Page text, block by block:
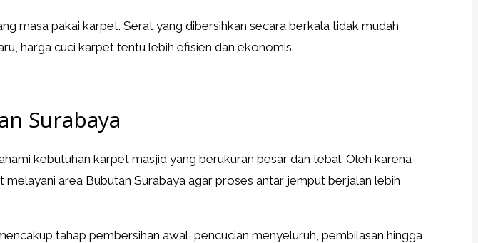
masa pakai karpet. Serat yang dibersihkan secara berkala tidak mudah
harga cuci karpet tentu lebih efisien dan ekonomis.
Surabaya
kebutuhan karpet masjid yang berukuran besar dan tebal. Oleh karena
area Bubutan Surabaya agar proses antar jemput berjalan lebih
tahap pembersihan awal, pencucian menyeluruh, pembilasan hingga